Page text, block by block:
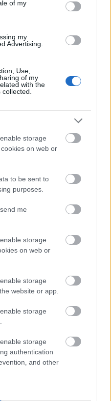
of my
my
Advertising.
Use,
of my
with the
storage
on web or
to be sent to
purposes.
me
storage
on web or
storage
website or app.
storage
storage
authentication
and other
Agria Nyári Játékok
udvar, 2005. június 1
SUFNI LIGNUM-ESTEK
"ESTRELLA
péntek 19:30
a Duna Karnevál
színpompás
élvezhetik
zajló, a tánc és zene
lehet-e futballozni?
Belfastban, 1969-